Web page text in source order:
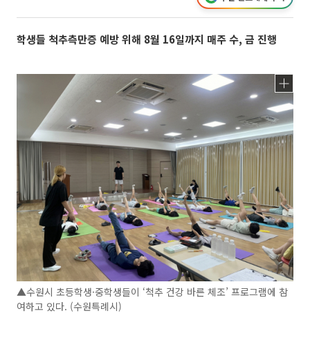
학생들 척추측만증 예방 위해 8월 16일까지 매주 수, 금 진행
▲수원시 초등학생·중학생들이 ‘척추 건강 바른 체조’ 프로그램에 참
여하고 있다. (수원특례시)